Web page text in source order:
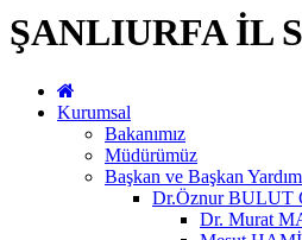
ŞANLIURFA İL
Kurumsal
Bakanımız
Müdürümüz
Başkan ve Başkan
Dr.Öznur BULUT
Dr. Murat